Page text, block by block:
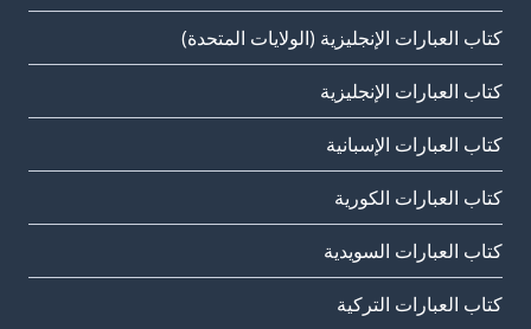
كتاب العبارات الإنجليزية (الولايات المتحدة)
كتاب العبارات الإنجليزية
كتاب العبارات الإسبانية
كتاب العبارات الكورية
كتاب العبارات السويدية
كتاب العبارات التركية